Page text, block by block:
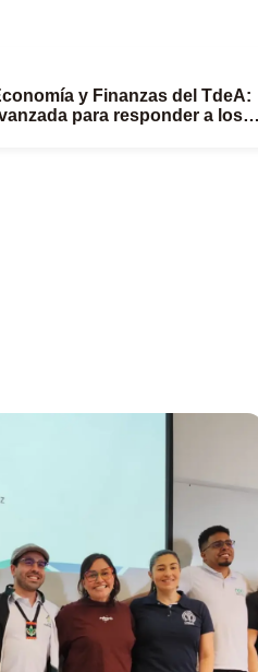
y Finanzas del TdeA:
para responder a los